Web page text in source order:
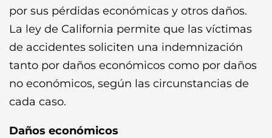
por sus pérdidas económicas y otros daños.
La ley de California permite que las víctimas
de accidentes soliciten una indemnización
tanto por daños económicos como por daños
no económicos, según las circunstancias de
cada caso.
Daños económicos